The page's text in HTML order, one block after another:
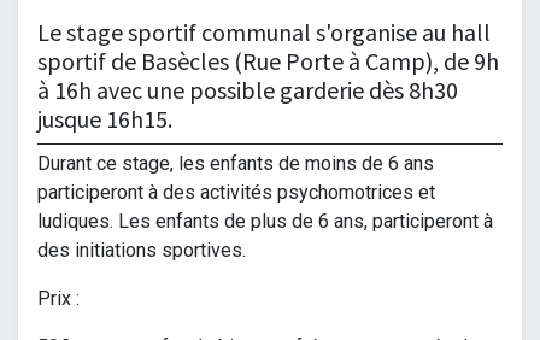
Le stage sportif communal s'organise au hall
sportif de Basècles (Rue Porte à Camp), de 9h
à 16h avec une possible garderie dès 8h30
jusque 16h15.
Durant ce stage, les enfants de moins de 6 ans
participeront à des activités psychomotrices et
ludiques. Les enfants de plus de 6 ans, participeront à
des initiations sportives.
Prix :